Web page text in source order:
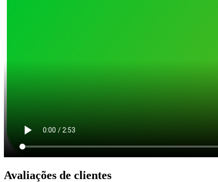
Avaliações de clientes